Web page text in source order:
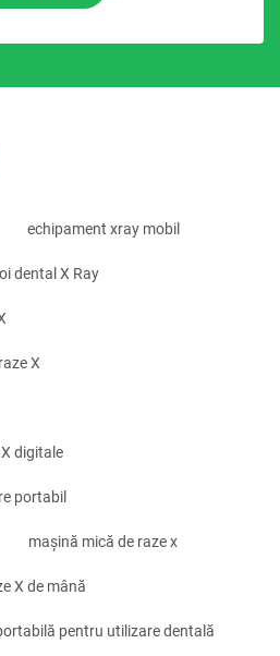
echipament xray mobil
dental X Ray
X
digitale
portabil
mașină mică de raze x
X de mână
pentru utilizare dentală